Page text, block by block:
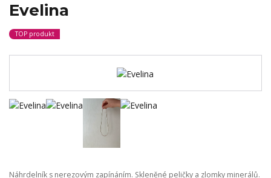
Evelina
TOP produkt
Náhrdelník s nerezovým zapínáním. Skleněné peličky a zlomky minerálů.